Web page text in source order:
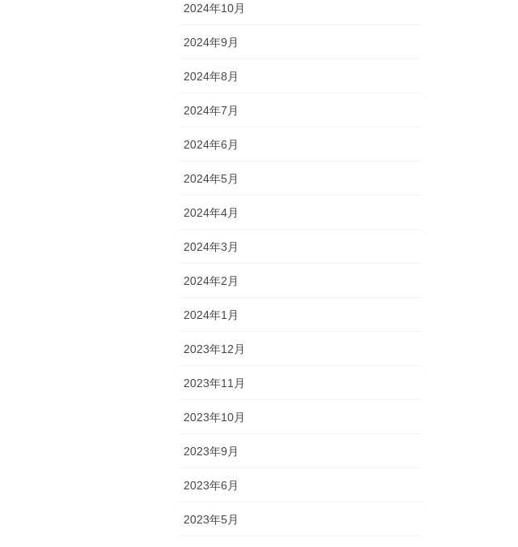
2024年10月
2024年9月
2024年8月
2024年7月
2024年6月
2024年5月
2024年4月
2024年3月
2024年2月
2024年1月
2023年12月
2023年11月
2023年10月
2023年9月
2023年6月
2023年5月